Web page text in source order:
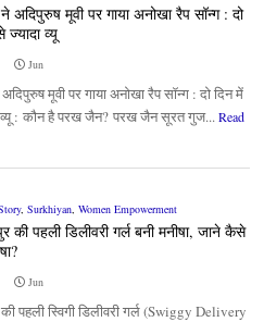
मूवी पर गाया अनोखा रैप सॉन्ग : दो
व्यू
Jun
मूवी पर गाया अनोखा रैप सॉन्ग : दो दिन में
व्यू : कौन है परख जैन? परख जैन सूरत गुज... Read
, Surkhiyan, Women Empowerment
की पहली डिलीवरी गर्ल बनी मनीषा, जाने कैसे
Jun
पहली स्विगी डिलीवरी गर्ल (Swiggy Delivery